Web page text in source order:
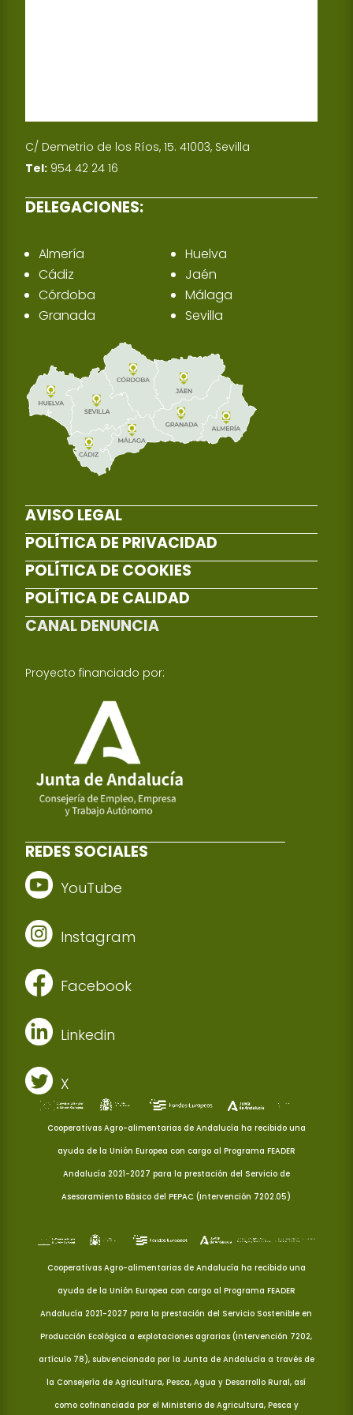
C/ Demetrio de los Ríos, 15. 41003, Sevilla
Tel: 954 42 24 16
DELEGACIONES:
Almería
Cádiz
Córdoba
Granada
Huelva
Jaén
Málaga
Sevilla
AVISO LEGAL
POLÍTICA DE PRIVACIDAD
POLÍTICA DE COOKIES
POLÍTICA DE CALIDAD
CANAL DENUNCIA
Proyecto financiado por:
REDES SOCIALES
YouTube
Instagram
Facebook
Linkedin
X
Cooperativas Agro-alimentarias de Andalucía ha recibido una
ayuda de la Unión Europea con cargo al Programa FEADER
Andalucía 2021-2027 para la prestación del Servicio de
Asesoramiento Básico del PEPAC (Intervención 7202.05)
Cooperativas Agro-alimentarias de Andalucía ha recibido una
ayuda de la Unión Europea con cargo al Programa FEADER
Andalucía 2021-2027 para la prestación del Servicio Sostenible en
Producción Ecológica a explotaciones agrarias (Intervención 7202,
artículo 78), subvencionada por la Junta de Andalucía a través de
la Consejería de Agricultura, Pesca, Agua y Desarrollo Rural, así
como cofinanciada por el Ministerio de Agricultura, Pesca y